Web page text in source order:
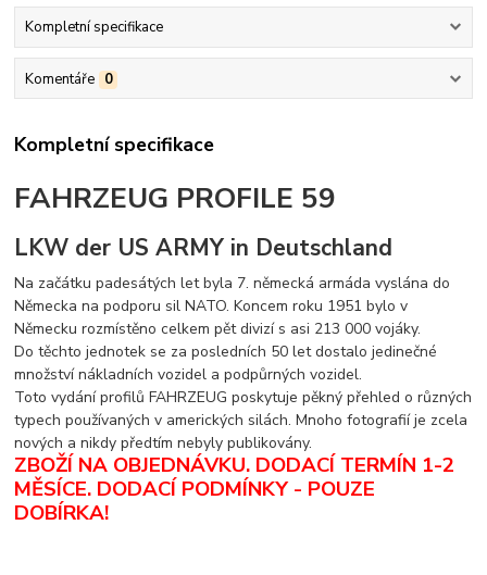
Kompletní specifikace
Komentáře 0
Kompletní specifikace
FAHRZEUG PROFILE 59
LKW der US ARMY in Deutschland
Na začátku padesátých let byla 7. německá armáda vyslána do
Německa na podporu sil NATO. Koncem roku 1951 bylo v
Německu rozmístěno celkem pět divizí s asi 213 000 vojáky.
Do těchto jednotek se za posledních 50 let dostalo jedinečné
množství nákladních vozidel a podpůrných vozidel.
Toto vydání profilů FAHRZEUG poskytuje pěkný přehled o různých
typech používaných v amerických silách. Mnoho fotografií je zcela
nových a nikdy předtím nebyly publikovány.
ZBOŽÍ NA OBJEDNÁVKU. DODACÍ TERMÍN 1-2
MĚSÍCE. DODACÍ PODMÍNKY - POUZE
DOBÍRKA!